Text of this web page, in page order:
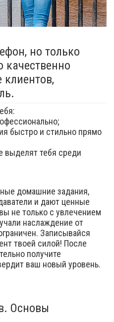
но только
качественно
быстро и стильно прямо
выделят тебя среди
домашние задания,
и дают ценные
не только с увлечением
наслаждение от
Записывайся
твоей силой! После
получите
ваш новый уровень.
Основы